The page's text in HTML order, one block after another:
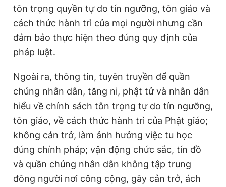
tôn trọng quyền tự do tín ngưỡng, tôn giáo và
cách thức hành trì của mọi người nhưng cần
đảm bảo thực hiện theo đúng quy định của
pháp luật.
Ngoài ra, thông tin, tuyên truyền để quần
chúng nhân dân, tăng ni, phật tử và nhân dân
hiểu về chính sách tôn trọng tự do tín ngưỡng,
tôn giáo, về cách thức hành trì của Phật giáo;
không cản trở, làm ảnh hưởng việc tu học
đúng chính pháp; vận động chức sắc, tín đồ
và quần chúng nhân dân không tập trung
đông người nơi công cộng, gây cản trở, ách